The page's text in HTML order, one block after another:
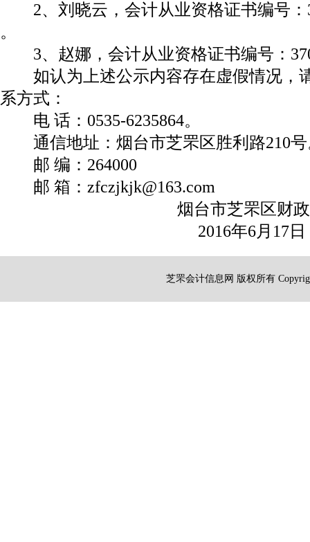
2、刘晓云，会计从业资格证书编号：
。
3、赵娜，会计从业资格证书编号：
如认为上述公示内容存在虚假情况，
系方式：
电 话：0535-6235864。
通信地址：烟台市芝罘区胜利路210号
邮 编：264000
邮 箱：zfczjkjk@163.com
烟台市芝罘区财
2016年6月17日
芝罘会计信息网 版权所有